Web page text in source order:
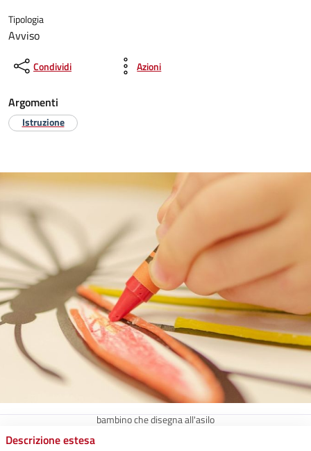
Tipologia
Avviso
Condividi Azioni
Argomenti
Istruzione
bambino che disegna all'asilo
Descrizione estesa